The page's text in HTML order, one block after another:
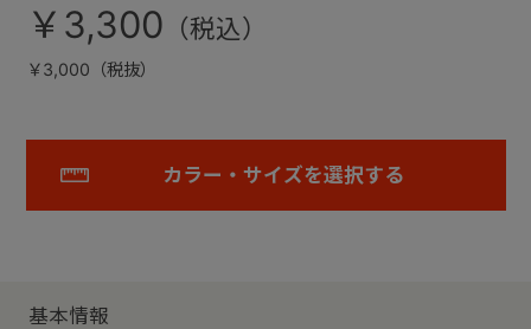
￥3,300
￥3,000（税抜）
カラー・サイズを選択する
基本情報